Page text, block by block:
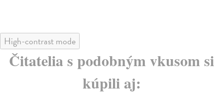
High-contrast mode
Čitatelia s podobným vkusom si
kúpili aj: